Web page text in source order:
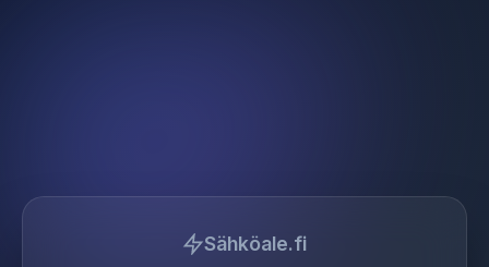
Sähköale.fi